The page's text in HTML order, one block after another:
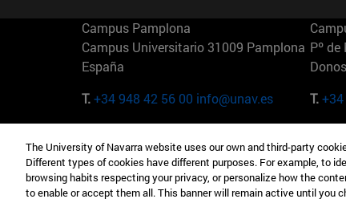
Campus Pamplona
Campus Universitario 31009 Pamplona
España
T.+34 948 42 56 00 info@unav.es
Pº
T.
Camino del Cerro Águila 3 28023
Madrid España
165
EE.UU
The University of Navarra website uses our own and third-party
Different types of cookies have different purposes. For example, to
browsing habits respecting your privacy, or personalize how the
to enable or accept them all. This banner will remain active until you